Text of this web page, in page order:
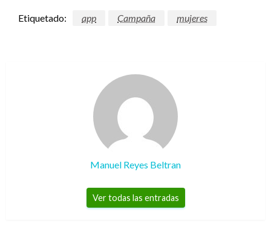
Etiquetado: app Campaña mujeres
Manuel Reyes Beltran
Ver todas las entradas